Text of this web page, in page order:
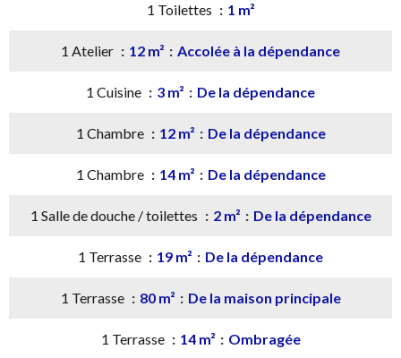
1 Toilettes 1 m²
1 Atelier 12 m² Accolée à la dépendance
1 Cuisine 3 m² De la dépendance
1 Chambre 12 m² De la dépendance
1 Chambre 14 m² De la dépendance
1 Salle de douche / toilettes 2 m² De la dépendance
1 Terrasse 19 m² De la dépendance
1 Terrasse 80 m² De la maison principale
1 Terrasse 14 m² Ombragée